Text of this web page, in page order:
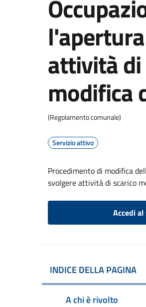
attività di
modifica
(Regolamento comunale)
Servizio attivo
Procedimento di modifica
svolgere attività di scarico
Accedi
INDICE DELLA PAGINA
A chi è rivolto